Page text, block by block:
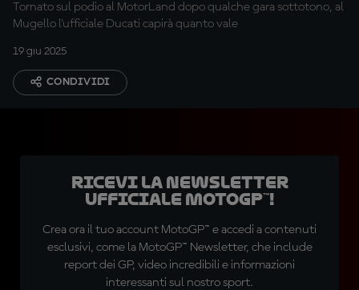
Tornato sul podio al MotorLand dopo qualche gara sottotono, al
Mugello l'ufficiale Ducati capirà quanto vale
19 giu 2025
CONDIVIDI
Ricevi la newsletter
ufficiale MotoGP™!
Crea ora il tuo account MotoGP™ e accedi a contenuti
esclusivi, come la MotoGP™ Newsletter, che include
report dei GP, video incredibili e informazioni
interessanti sul nostro sport.